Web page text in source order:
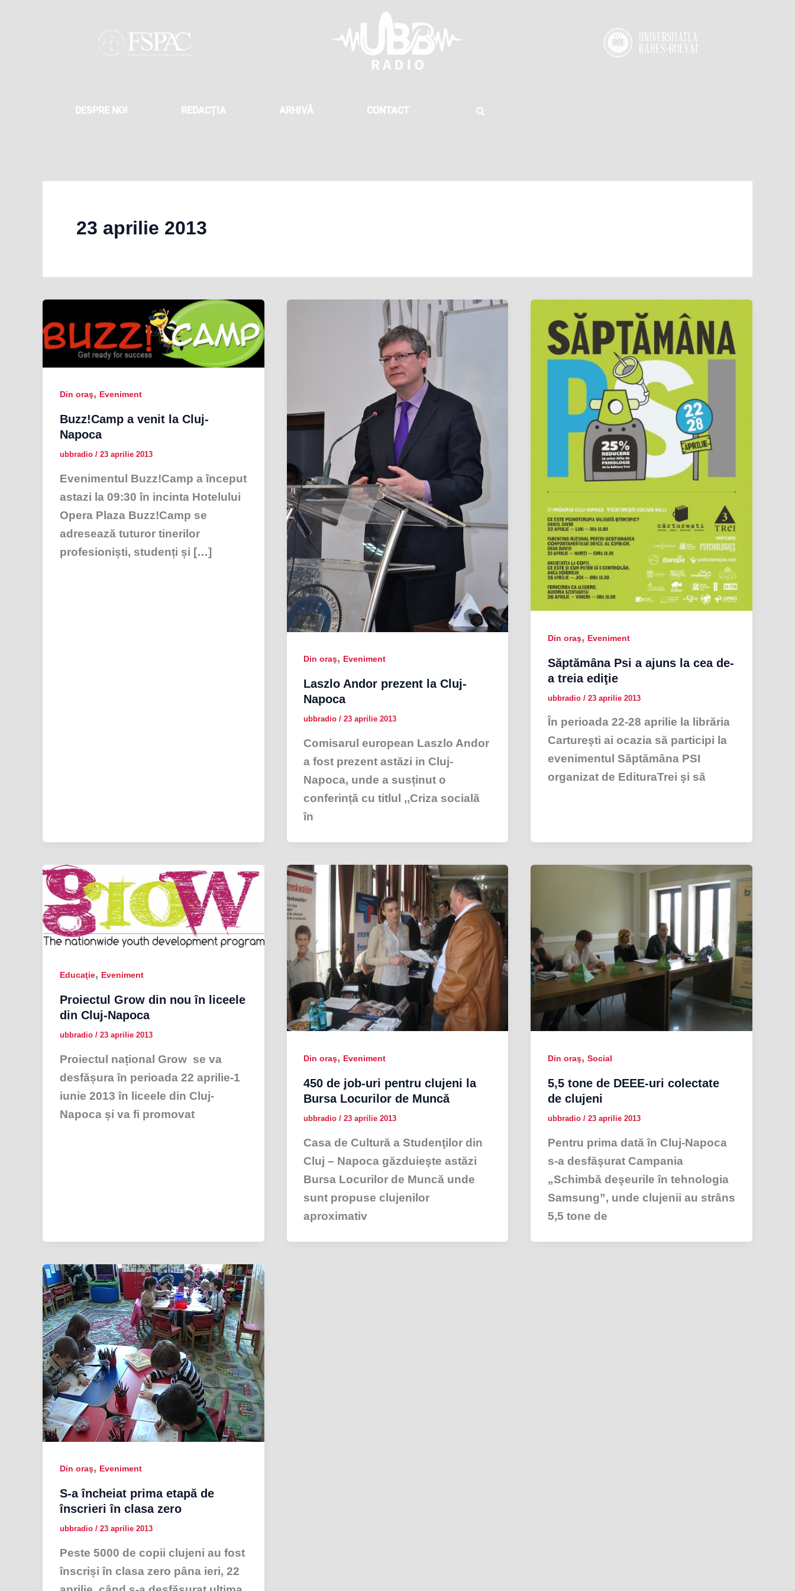
DESPRE NOI REDACȚIA ARHIVĂ CONTACT
23 aprilie 2013
Din oraş, Eveniment
Buzz!Camp a venit la Cluj-
Napoca
ubbradio / 23 aprilie 2013
Evenimentul Buzz!Camp a început
astazi la 09:30 în incinta Hotelului
Opera Plaza Buzz!Camp se
adresează tuturor tinerilor
profesioniști, studenți și […]
Din oraş, Eveniment
Laszlo Andor prezent la Cluj-
Napoca
ubbradio/23 aprilie 2013
Comisarul european Laszlo Andor
a fost prezent astăzi in Cluj-
Napoca, unde a susținut o
conferință cu titlul ,,Criza socială
în
Din oraş, Eveniment
Săptămâna Psi a ajuns la cea de-
a treia ediţie
ubbradio / 23 aprilie 2013
În perioada 22-28 aprilie la librăria
Cartureşti ai ocazia să participi la
evenimentul Săptămâna PSI
organizat de EdituraTrei şi să
Educaţie, Eveniment
Proiectul Grow din nou în liceele
din Cluj-Napoca
ubbradio / 23 aprilie 2013
Proiectul național Grow se va
desfășura în perioada 22 aprilie-1
iunie 2013 în liceele din Cluj-
Napoca și va fi promovat
Din oraş, Eveniment
450 de job-uri pentru clujeni la
Bursa Locurilor de Muncă
ubbradio/23 aprilie 2013
Casa de Cultură a Studenţilor din
Cluj – Napoca găzduieşte astăzi
Bursa Locurilor de Muncă unde
sunt propuse clujenilor
aproximativ
Din oraş, Social
5,5 tone de DEEE-uri colectate
de clujeni
ubbradio / 23 aprilie 2013
Pentru prima dată în Cluj-Napoca
s-a desfăşurat Campania
„Schimbă deşeurile în tehnologia
Samsung”, unde clujenii au strâns
5,5 tone de
Din oraş, Eveniment
S-a încheiat prima etapă de
înscrieri în clasa zero
ubbradio / 23 aprilie 2013
Peste 5000 de copii clujeni au fost
înscriși în clasa zero pâna ieri, 22